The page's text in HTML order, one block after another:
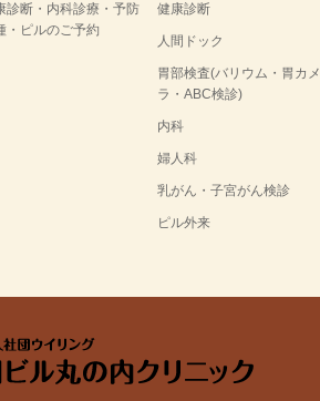
診断・内科診療・予防
・ピルのご予約
健康診断
人間ドック
胃部検査(バリウム・胃カメ
ラ・ABC検診)
内科
婦人科
乳がん・子宮がん検診
ピル外来